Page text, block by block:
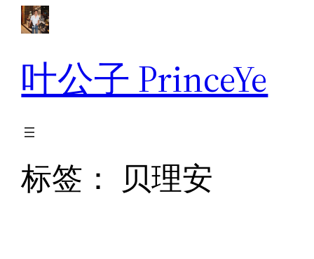
叶公子 PrinceYe
标签： 贝理安